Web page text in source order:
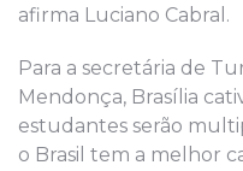
afirma Luciano Cabral.
Para a secretária de
Mendonça, Brasília
estudantes serão
o Brasil tem a melhor